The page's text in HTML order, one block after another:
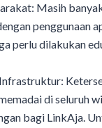
Masih
penggunaan
perlu dilakukan
di seluruh
bagi LinkAja.